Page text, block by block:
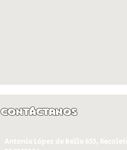
Contáctanos
Antonia López de Bello 653,